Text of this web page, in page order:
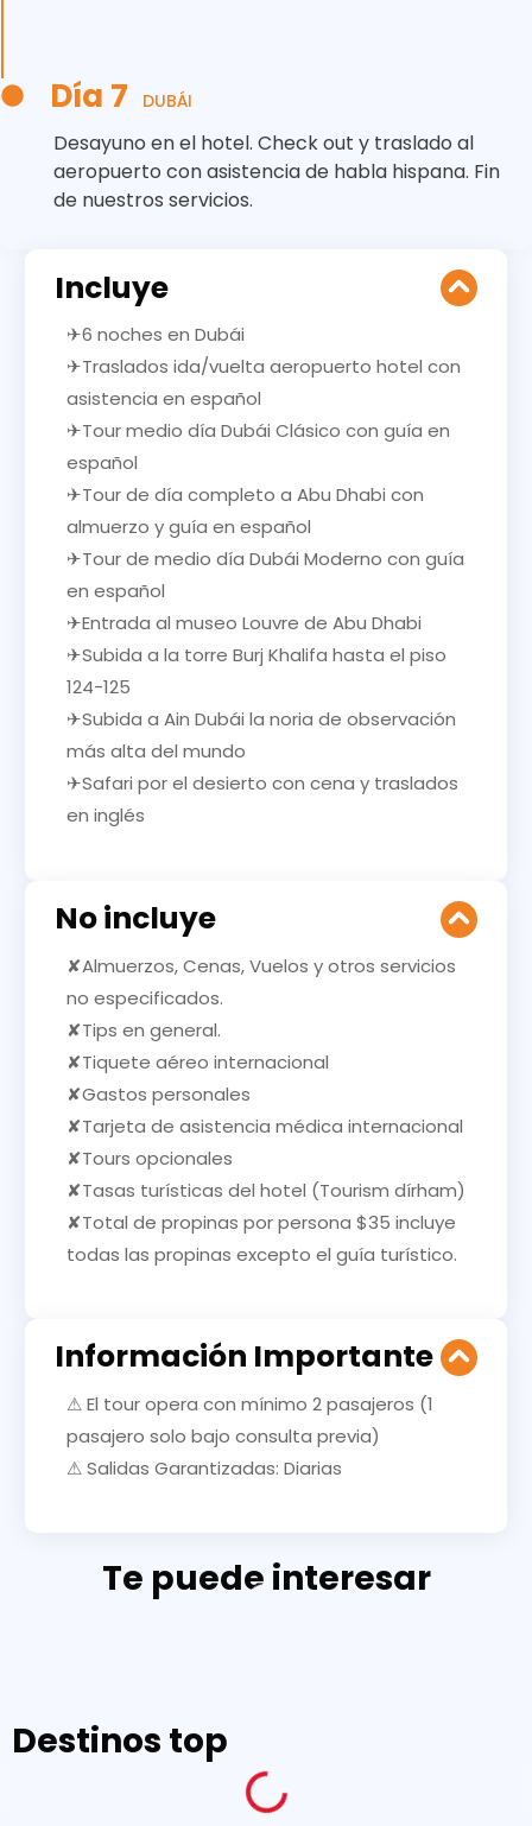
Día 7 DUBÁI
Desayuno en el hotel. Check out y traslado al
aeropuerto con asistencia de habla hispana. Fin
de nuestros servicios.
Incluye
✈6 noches en Dubái
✈Traslados ida/vuelta aeropuerto hotel con
asistencia en español
✈Tour medio día Dubái Clásico con guía en
español
✈Tour de día completo a Abu Dhabi con
almuerzo y guía en español
✈Tour de medio día Dubái Moderno con guía
en español
✈Entrada al museo Louvre de Abu Dhabi
✈Subida a la torre Burj Khalifa hasta el piso
124-125
✈Subida a Ain Dubái la noria de observación
más alta del mundo
✈Safari por el desierto con cena y traslados
en inglés
No incluye
✘Almuerzos, Cenas, Vuelos y otros servicios
no especificados.
✘Tips en general.
✘Tiquete aéreo internacional
✘Gastos personales
✘Tarjeta de asistencia médica internacional
✘Tours opcionales
✘Tasas turísticas del hotel (Tourism dírham)
✘Total de propinas por persona $35 incluye
todas las propinas excepto el guía turístico.
Información Importante
⚠ El tour opera con mínimo 2 pasajeros (1
pasajero solo bajo consulta previa)
⚠ Salidas Garantizadas: Diarias
Te puede interesar
Destinos top